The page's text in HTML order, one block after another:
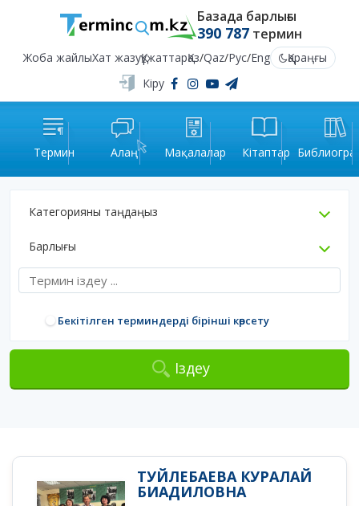
Базада барлығы
390 787термин
Жоба жайлыХат жазуҚұжаттарҚаз/Qaz/Рус/Eng
Қараңғы
Кіру
Термин Алаң Мақалалар Кітаптар
Категорияны таңдаңыз
Барлығы
Бекітілген терминдерді бірінші көрсету
Іздеу
ТУЙЛЕБАЕВА КУРАЛАЙ
БИАДИЛОВНА